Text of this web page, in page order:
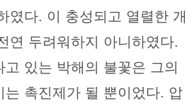
였다. 이 충성되고 열렬한 개
연 두려워하지 아니하였다.
있는 박해의 불꽃은 그의
는 촉진제가 될 뿐이었다. 압